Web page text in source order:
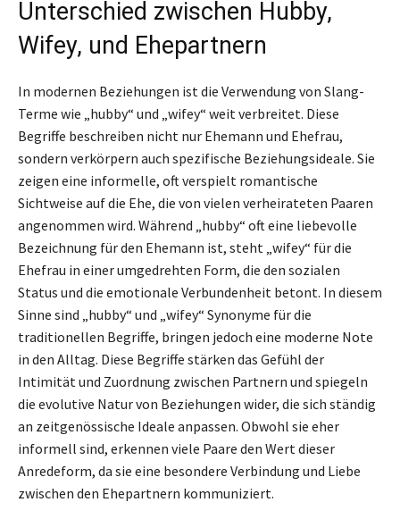
Unterschied zwischen Hubby,
Wifey, und Ehepartnern
In modernen Beziehungen ist die Verwendung von Slang-
Terme wie „hubby“ und „wifey“ weit verbreitet. Diese
Begriffe beschreiben nicht nur Ehemann und Ehefrau,
sondern verkörpern auch spezifische Beziehungsideale. Sie
zeigen eine informelle, oft verspielt romantische
Sichtweise auf die Ehe, die von vielen verheirateten Paaren
angenommen wird. Während „hubby“ oft eine liebevolle
Bezeichnung für den Ehemann ist, steht „wifey“ für die
Ehefrau in einer umgedrehten Form, die den sozialen
Status und die emotionale Verbundenheit betont. In diesem
Sinne sind „hubby“ und „wifey“ Synonyme für die
traditionellen Begriffe, bringen jedoch eine moderne Note
in den Alltag. Diese Begriffe stärken das Gefühl der
Intimität und Zuordnung zwischen Partnern und spiegeln
die evolutive Natur von Beziehungen wider, die sich ständig
an zeitgenössische Ideale anpassen. Obwohl sie eher
informell sind, erkennen viele Paare den Wert dieser
Anredeform, da sie eine besondere Verbindung und Liebe
zwischen den Ehepartnern kommuniziert.